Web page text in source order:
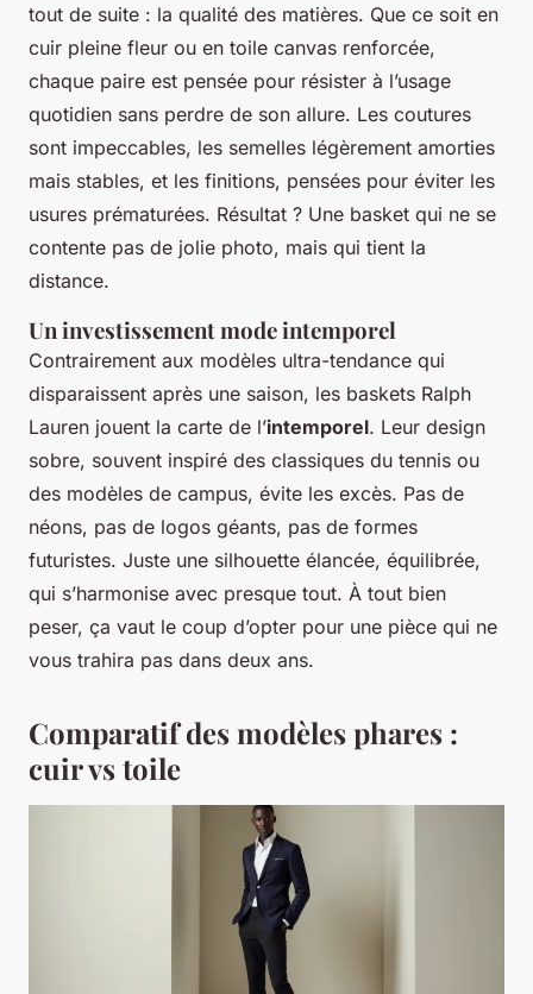
tout de suite : la qualité des matières. Que ce soit en
cuir pleine fleur ou en toile canvas renforcée,
chaque paire est pensée pour résister à l’usage
quotidien sans perdre de son allure. Les coutures
sont impeccables, les semelles légèrement amorties
mais stables, et les finitions, pensées pour éviter les
usures prématurées. Résultat ? Une basket qui ne se
contente pas de jolie photo, mais qui tient la
distance.
Un investissement mode intemporel
Contrairement aux modèles ultra-tendance qui
disparaissent après une saison, les baskets Ralph
Lauren jouent la carte de l’intemporel. Leur design
sobre, souvent inspiré des classiques du tennis ou
des modèles de campus, évite les excès. Pas de
néons, pas de logos géants, pas de formes
futuristes. Juste une silhouette élancée, équilibrée,
qui s’harmonise avec presque tout. À tout bien
peser, ça vaut le coup d’opter pour une pièce qui ne
vous trahira pas dans deux ans.
Comparatif des modèles phares :
cuir vs toile